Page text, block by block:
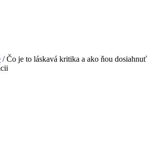
/ Čo je to láskavá kritika a ako ňou dosiahnuť